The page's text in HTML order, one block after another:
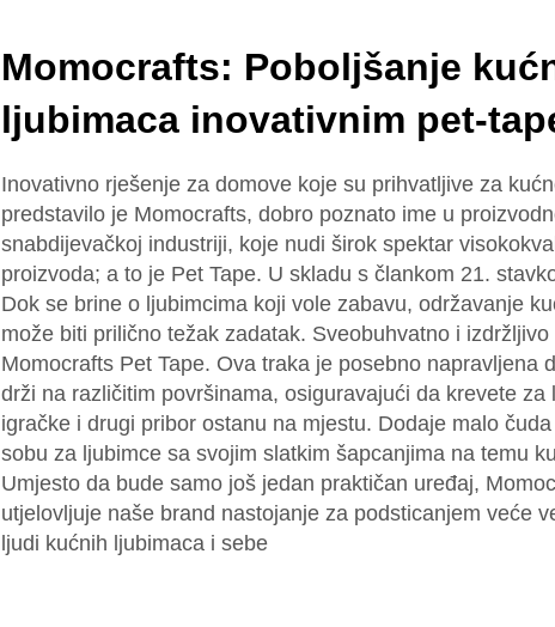
Momocrafts: Poboljšanje
ljubimaca inovativnim pet-
Inovativno rješenje za domove koje su prihvatljive za
predstavilo je Momocrafts, dobro poznato ime u
snabdijevačkoj industriji, koje nudi širok spektar
proizvoda; a to je Pet Tape. U skladu s člankom 21.
Dok se brine o ljubimcima koji vole zabavu, održavanje
može biti prilično težak zadatak. Sveobuhvatno i
Momocrafts Pet Tape. Ova traka je posebno napravljena
drži na različitim površinama, osiguravajući da krevete za
igračke i drugi pribor ostanu na mjestu. Dodaje malo
sobu za ljubimce sa svojim slatkim šapcanjima na temu
Umjesto da bude samo još jedan praktičan uređaj,
utjelovljuje naše brand nastojanje za podsticanjem veće
ljudi kućnih ljubimaca i sebe